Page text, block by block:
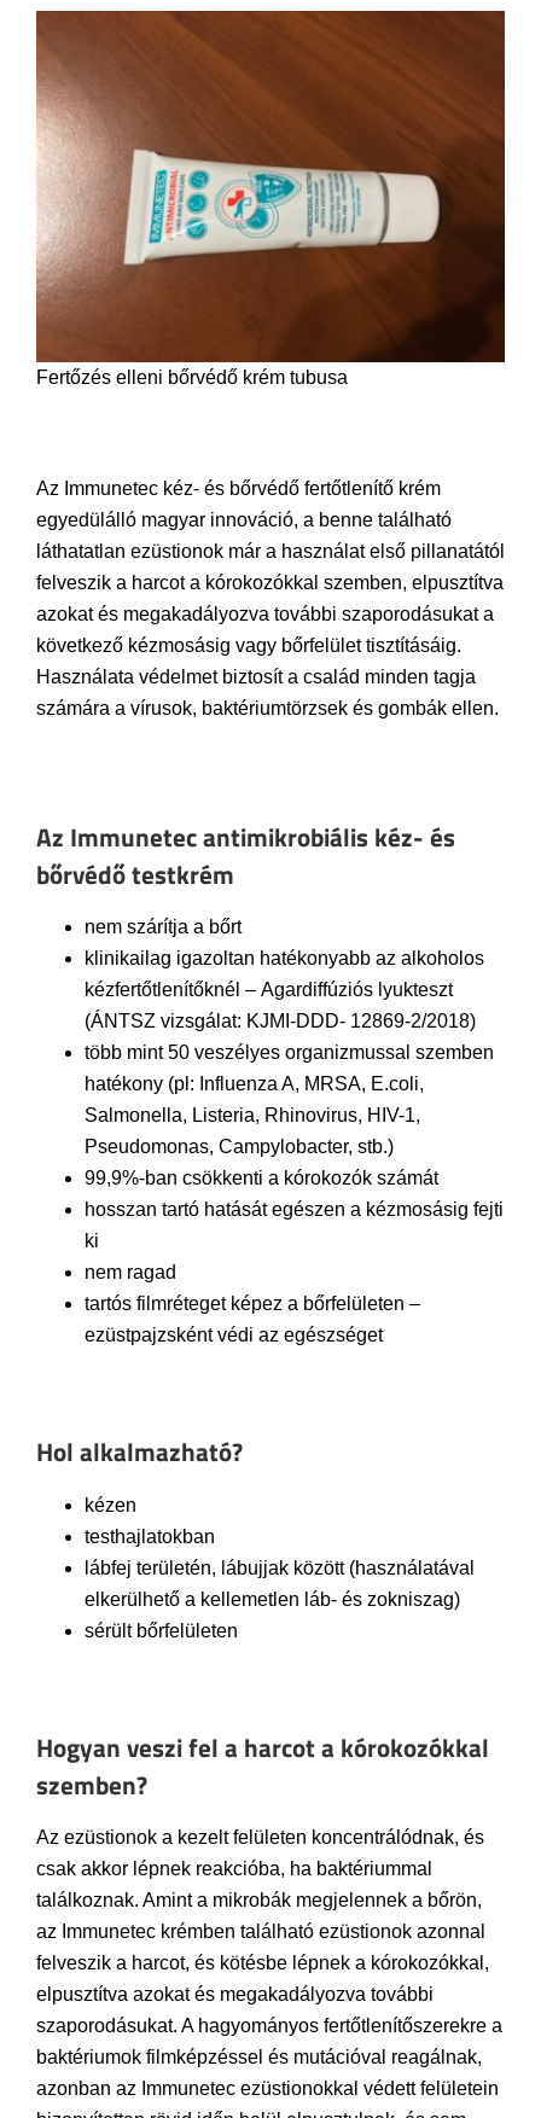
Fertőzés elleni bőrvédő krém tubusa
Az Immunetec kéz- és bőrvédő fertőtlenítő krém
egyedülálló magyar innováció, a benne található
láthatatlan ezüstionok már a használat első pillanatától
felveszik a harcot a kórokozókkal szemben, elpusztítva
azokat és megakadályozva további szaporodásukat a
következő kézmosásig vagy bőrfelület tisztításáig.
Használata védelmet biztosít a család minden tagja
számára a vírusok, baktériumtörzsek és gombák ellen.
Az Immunetec antimikrobiális kéz- és
bőrvédő testkrém
nem szárítja a bőrt
klinikailag igazoltan hatékonyabb az alkoholos
kézfertőtlenítőknél – Agardiffúziós lyukteszt
(ÁNTSZ vizsgálat: KJMI-DDD- 12869-2/2018)
több mint 50 veszélyes organizmussal szemben
hatékony (pl: Influenza A, MRSA, E.coli,
Salmonella, Listeria, Rhinovirus, HIV-1,
Pseudomonas, Campylobacter, stb.)
99,9%-ban csökkenti a kórokozók számát
hosszan tartó hatását egészen a kézmosásig fejti
ki
nem ragad
tartós filmréteget képez a bőrfelületen –
ezüstpajzsként védi az egészséget
Hol alkalmazható?
kézen
testhajlatokban
lábfej területén, lábujjak között (használatával
elkerülhető a kellemetlen láb- és zokniszag)
sérült bőrfelületen
Hogyan veszi fel a harcot a kórokozókkal
szemben?
Az ezüstionok a kezelt felületen koncentrálódnak, és
csak akkor lépnek reakcióba, ha baktériummal
találkoznak. Amint a mikrobák megjelennek a bőrön,
az Immunetec krémben található ezüstionok azonnal
felveszik a harcot, és kötésbe lépnek a kórokozókkal,
elpusztítva azokat és megakadályozva további
szaporodásukat. A hagyományos fertőtlenítőszerekre a
baktériumok filmképzéssel és mutációval reagálnak,
azonban az Immunetec ezüstionokkal védett felületein